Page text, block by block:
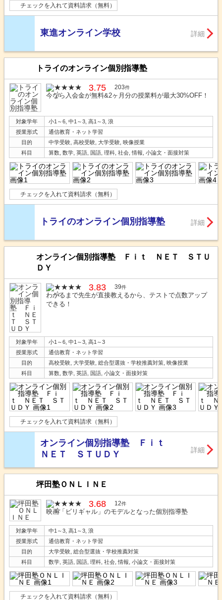
チェックを入れて資料請求（無料）
東進オンライン学校 詳細
トライのオンライン個別指導塾
3.75 203件
今なら入会金が無料&2ヶ月分の授業料が最大30%OFF！
対象学年
小1～6, 中1～3, 高1～3, 浪
授業形式
通信教育・ネット学習
目的
中学受験, 高校受験, 大学受験, 映像授業
科目
算数, 数学, 英語, 国語, 理科, 社会, 情報, 小論文・面接対策
チェックを入れて資料請求（無料）
トライのオンライン個別指導塾 詳細
オンライン個別指導塾 Ｆｉｔ ＮＥＴ ＳＴＵ
ＤＹ
3.83 39件
わかるまで先生が直接教えるから、テストで点数アップ
できる！
対象学年
小1～6, 中1～3, 高1～3
授業形式
通信教育・ネット学習
目的
高校受験, 大学受験, 総合型選抜・学校推薦対策, 映像授業
科目
算数, 数学, 英語, 国語, 小論文・面接対策
チェックを入れて資料請求（無料）
オンライン個別指導塾 Ｆｉｔ
ＮＥＴ ＳＴＵＤＹ
詳細
坪田塾ＯＮＬＩＮＥ
3.68 12件
映画「ビリギャル」のモデルとなった個別指導塾
対象学年
中1～3, 高1～3, 浪
授業形式
通信教育・ネット学習
目的
大学受験, 総合型選抜・学校推薦対策
科目
数学, 英語, 国語, 理科, 社会, 情報, 小論文・面接対策
チェックを入れて資料請求（無料）